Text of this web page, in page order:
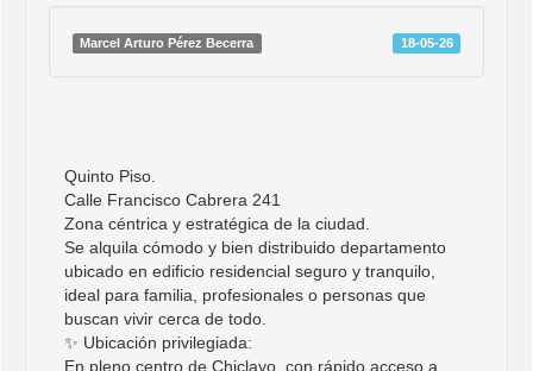
Marcel Arturo Pérez Becerra 18-05-26
Quinto Piso.
Calle Francisco Cabrera 241
Zona céntrica y estratégica de la ciudad.
Se alquila cómodo y bien distribuido departamento
ubicado en edificio residencial seguro y tranquilo,
ideal para familia, profesionales o personas que
buscan vivir cerca de todo.
✨ Ubicación privilegiada:
En pleno centro de Chiclayo, con rápido acceso a